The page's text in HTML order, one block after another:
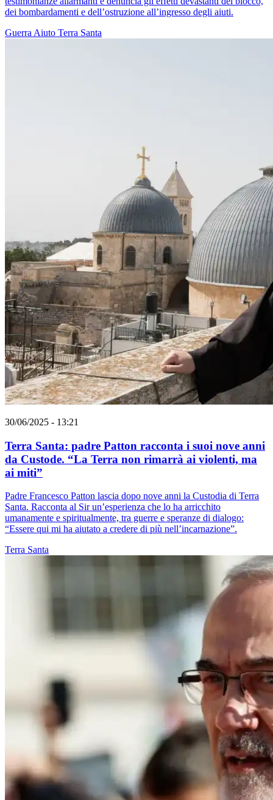
dei bombardamenti e dell’ostruzione all’ingresso degli aiuti.
Guerra Aiuto Terra Santa
30/06/2025 - 13:21
Terra Santa: padre Patton racconta i suoi nove anni
da Custode. “La Terra non rimarrà ai violenti, ma
ai miti”
Padre Francesco Patton lascia dopo nove anni la Custodia di Terra
Santa. Racconta al Sir un’esperienza che lo ha arricchito
umanamente e spiritualmente, tra guerre e speranze di dialogo:
“Essere qui mi ha aiutato a credere di più nell’incarnazione”.
Terra Santa